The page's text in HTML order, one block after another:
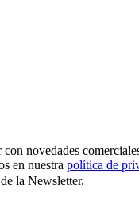
novedades
en nuestra política de
la Newsletter.